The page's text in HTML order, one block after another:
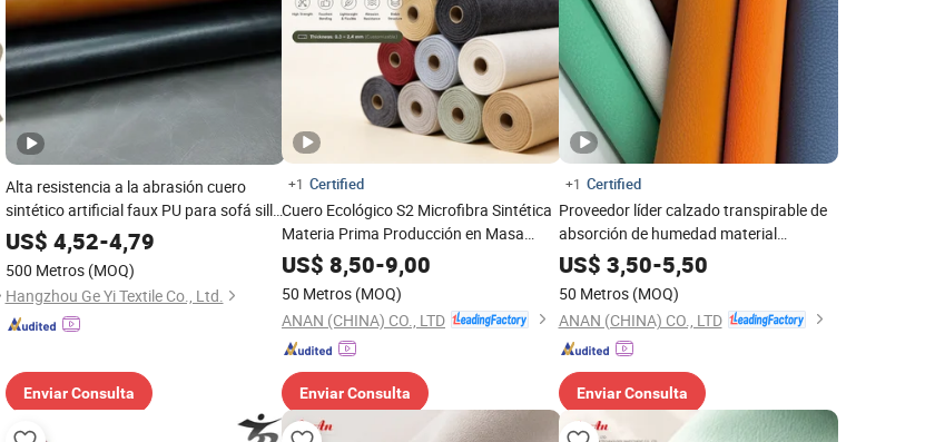
Alta resistencia a la abrasión cuero
sintético artificial faux PU para sofá silla
muebles Footwear-Wk04
US$ 4,52-4,79
500 Metros (MOQ)
Hangzhou Ge Yi Textile Co., Ltd.
Enviar Consulta
+1 Certified
Cuero Ecológico S2 Microfibra Sintética
Materia Prima Producción en Masa
Calzado de Trabajo Seguro
US$ 8,50-9,00
50 Metros (MOQ)
ANAN (CHINA) CO., LTD
Enviar Consulta
+1 Certified
Proveedor líder calzado transpirable de
absorción de humedad material
sintético cuero de microfibra para
zapatos casuales
US$ 3,50-5,50
50 Metros (MOQ)
ANAN (CHINA) CO., LTD
Enviar Consulta